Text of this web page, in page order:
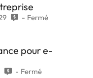
Fermé
pour e-
Fermé